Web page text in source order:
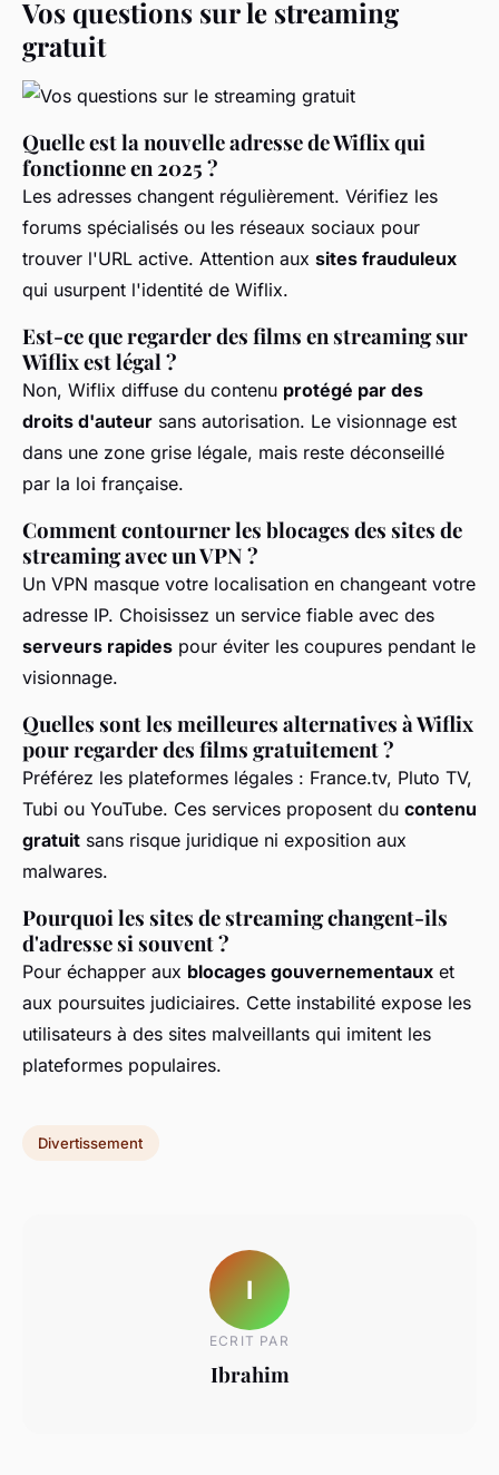
Vos questions sur le streaming
gratuit
Quelle est la nouvelle adresse de Wiflix qui
fonctionne en 2025 ?
Les adresses changent régulièrement. Vérifiez les
forums spécialisés ou les réseaux sociaux pour
trouver l'URL active. Attention aux sites frauduleux
qui usurpent l'identité de Wiflix.
Est-ce que regarder des films en streaming sur
Wiflix est légal ?
Non, Wiflix diffuse du contenu protégé par des
droits d'auteur sans autorisation. Le visionnage est
dans une zone grise légale, mais reste déconseillé
par la loi française.
Comment contourner les blocages des sites de
streaming avec un VPN ?
Un VPN masque votre localisation en changeant votre
adresse IP. Choisissez un service fiable avec des
serveurs rapides pour éviter les coupures pendant le
visionnage.
Quelles sont les meilleures alternatives à Wiflix
pour regarder des films gratuitement ?
Préférez les plateformes légales : France.tv, Pluto TV,
Tubi ou YouTube. Ces services proposent du contenu
gratuit sans risque juridique ni exposition aux
malwares.
Pourquoi les sites de streaming changent-ils
d'adresse si souvent ?
Pour échapper aux blocages gouvernementaux et
aux poursuites judiciaires. Cette instabilité expose les
utilisateurs à des sites malveillants qui imitent les
plateformes populaires.
Divertissement
I
ECRIT PAR
Ibrahim